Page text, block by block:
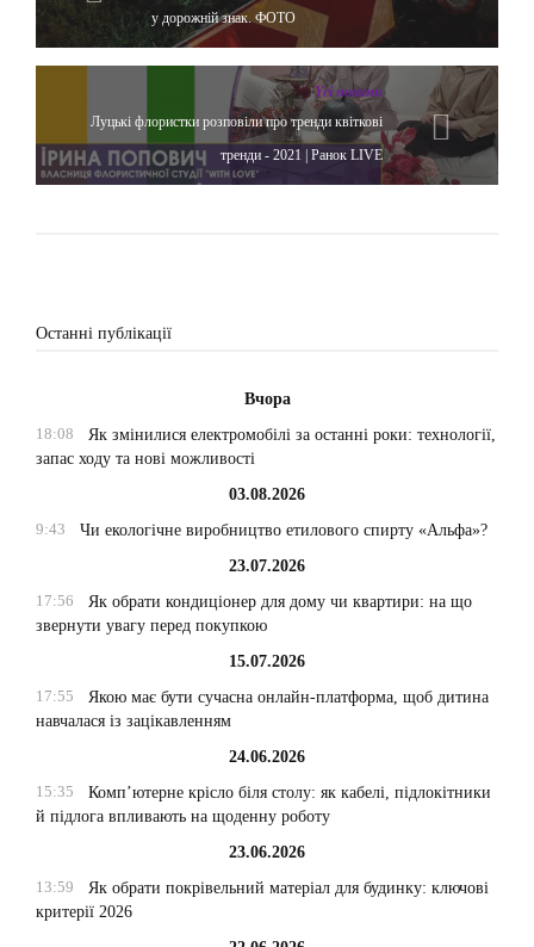
у дорожній знак. ФОТО
Yсі новини
Луцькі флористки розповіли про тренди квіткові
тренди - 2021 | Ранок LIVE
Останні публікації
Вчора
18:08
Як змінилися електромобілі за останні роки: технології,
запас ходу та нові можливості
03.08.2026
9:43
Чи екологічне виробництво етилового спирту «Альфа»?
23.07.2026
17:56
Як обрати кондиціонер для дому чи квартири: на що
звернути увагу перед покупкою
15.07.2026
17:55
Якою має бути сучасна онлайн-платформа, щоб дитина
навчалася із зацікавленням
24.06.2026
15:35
Комп’ютерне крісло біля столу: як кабелі, підлокітники
й підлога впливають на щоденну роботу
23.06.2026
13:59
Як обрати покрівельний матеріал для будинку: ключові
критерії 2026